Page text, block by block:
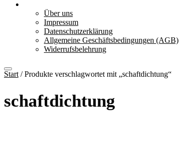
Über uns
Impressum
Datenschutzerklärung
Allgemeine Geschäftsbedingungen (AGB)
Widerrufsbelehrung
Start / Produkte verschlagwortet mit „schaftdichtung“
schaftdichtung